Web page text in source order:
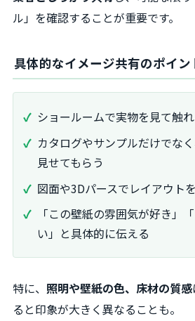
ル」を確認することが重要です。
具体的なイメージ共有のポイン
ショールームで実物を見て触
カタログやサンプルだけでな
見せてもらう
図面や3Dパースでレイアウト
「この壁紙の雰囲気が好き」
い」と具体的に伝える
特に、 照明や壁紙の色、床材の質感
ると印象が大きく異なることも。